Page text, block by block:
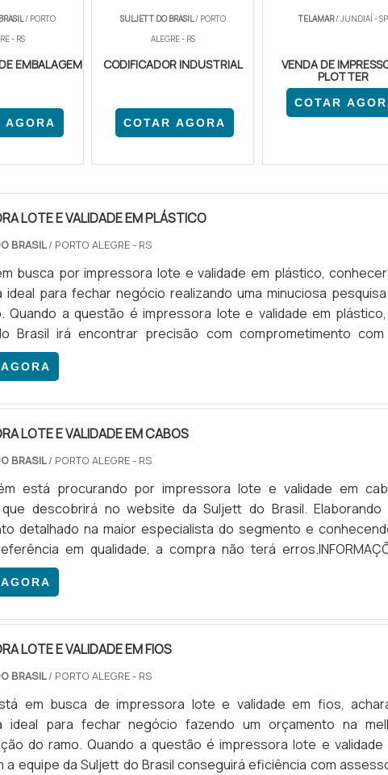
/ PORTO
- RS
EMBALAGEM
AGORA
SULJETT DO BRASIL/ PORTO
ALEGRE - RS
CODIFICADOR INDUSTRIAL
COTAR AGORA
TELAMAR/ JUNDIAÍ - SP
VENDA DE
PLOTTER
COTAR
LOTE E VALIDADE EM PLÁSTICO
BRASIL/ PORTO ALEGRE - RS
busca por impressora lote e validade em plástico,
ideal para fechar negócio realizando uma minuciosa
Quando a questão é impressora lote e validade em
Brasil irá encontrar precisão com comprometimento
dos clientes.DETALHES SOBRE A IMPRESSORA LOTE E
muitas maneiras eficientes de demonstrar
LOTE E VALIDADE EM CABOS
BRASIL/ PORTO ALEGRE - RS
está procurando por impressora lote e validade em
descobrirá no website da Suljett do Brasil. Elaborando
detalhado na maior especialista do segmento e
em qualidade, a compra não terá
IMPRESSORA LOTE E VALIDADE EM CABOSQuem quer
lote e validade em cabos em uma empresa comprometida com
LOTE E VALIDADE EM FIOS
BRASIL/ PORTO ALEGRE - RS
em busca de impressora lote e validade em fios,
ideal para fechar negócio fazendo um orçamento na
do ramo. Quando a questão é impressora lote e validade
a equipe da Suljett do Brasil conseguirá eficiência com